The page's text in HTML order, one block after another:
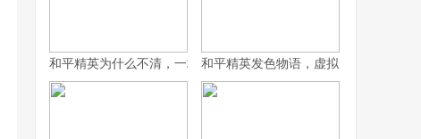
和平精英为什么不清，一场战术生存的匠心平衡和平精英发色物语，虚拟形象的情绪拼